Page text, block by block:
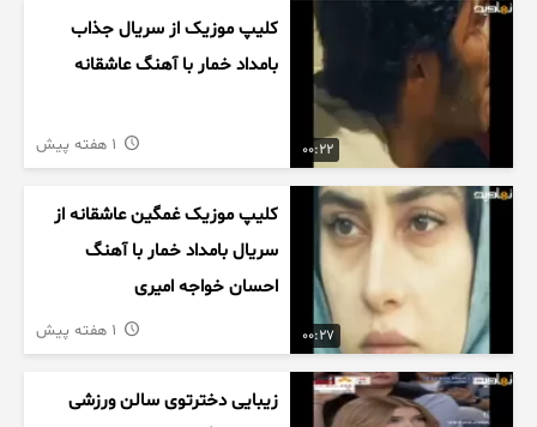
00:22
کلیپ موزیک از سریال جذاب
بامداد خمار با آهنگ عاشقانه
00:27
کلیپ موزیک غمگین عاشقانه از
سریال بامداد خمار با آهنگ
احسان خواجه امیری
زیبایی دخترتوی سالن ورزشی